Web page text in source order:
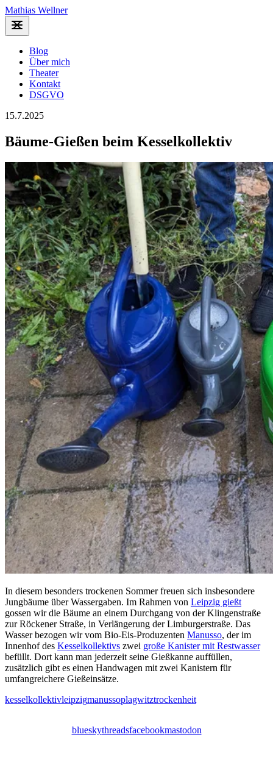
Mathias Wellner
Blog
Über mich
Theater
Kontakt
DSGVO
15.7.2025
Bäume-Gießen beim Kesselkollektiv
In diesem besonders trockenen Sommer freuen sich insbesondere
Jungbäume über Wassergaben. Im Rahmen von Leipzig gießt
gossen wir die Bäume an einem Durchgang von der Klingenstraße
zur Röckener Straße, in Verlängerung der Limburgerstraße. Das
Wasser bezogen wir vom Bio-Eis-Produzenten Manusso, der im
Innenhof des Kesselkollektivs zwei große Kanister mit Restwasser
befüllt. Dort kann man jederzeit seine Gießkanne auffüllen,
zusätzlich gibt es einen Handwagen mit zwei Kanistern für
umfangreichere Gießeinsätze.
kesselkollektivleipzigmanussoplagwitztrockenheit
blueskythreadsfacebookmastodon